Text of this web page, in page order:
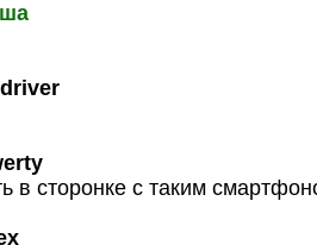
в сторонке с таким